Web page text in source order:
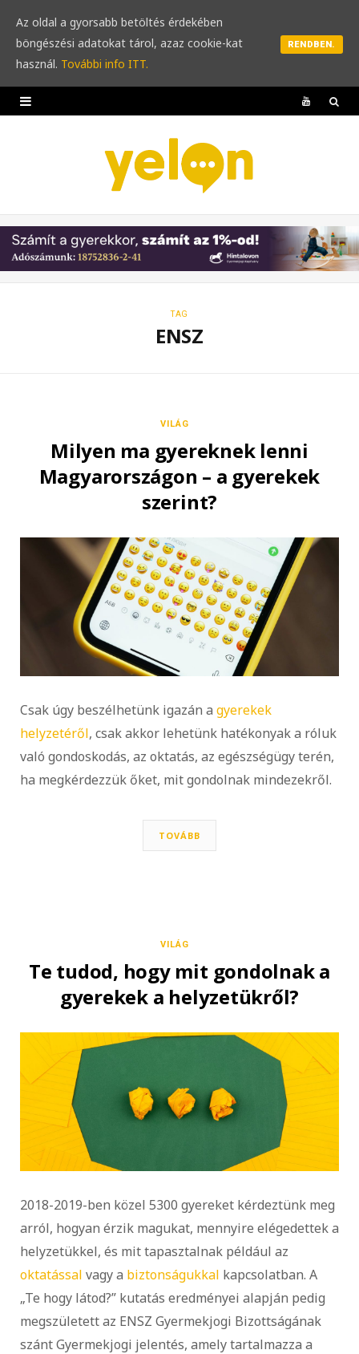
Y
u
b
e
TAG
ENSZ
VILÁG
Milyen ma gyereknek lenni
Magyarországon – a gyerekek
szerint?
Csak úgy beszélhetünk igazán a gyerekek
helyzetéről, csak akkor lehetünk hatékonyak a róluk
való gondoskodás, az oktatás, az egészségügy terén,
ha megkérdezzük őket, mit gondolnak mindezekről.
TOVÁBB
VILÁG
Te tudod, hogy mit gondolnak a
gyerekek a helyzetükről?
2018-2019-ben közel 5300 gyereket kérdeztünk meg
arról, hogyan érzik magukat, mennyire elégedettek a
helyzetükkel, és mit tapasztalnak például az
oktatással vagy a biztonságukkal kapcsolatban. A
„Te hogy látod?” kutatás eredményei alapján pedig
megszületett az ENSZ Gyermekjogi Bizottságának
szánt Gyermekjogi jelentés, amely tartalmazza a
Az oldal a gyorsabb betöltés érdekében
böngészési adatokat tárol, azaz cookie-kat
használ. További info ITT.
RENDBEN.